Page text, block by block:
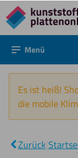
Direkt
zum
Inhalt
Menü
Es ist heiß!
die mobile
Zurück
Grau 5 mm RAL